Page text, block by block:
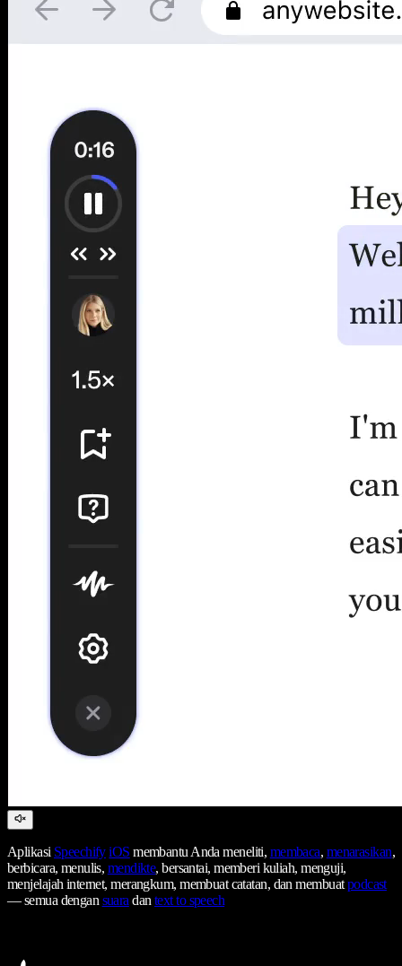
Aplikasi Speechify iOS membantu Anda meneliti, membaca, menarasikan,
berbicara, menulis, mendikte, bersantai, memberi kuliah, menguji,
menjelajah internet, merangkum, membuat catatan, dan membuatpodcast
— semua dengansuaradantext to speech